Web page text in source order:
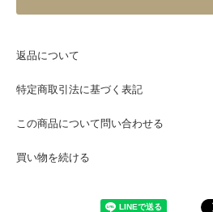
返品について
特定商取引法に基づく表記
この商品について問い合わせる
買い物を続ける